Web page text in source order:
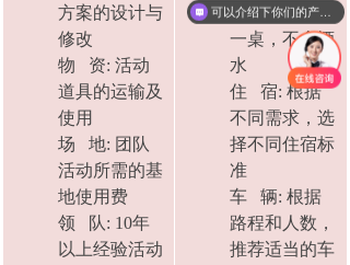
方案的设计与
修改
物 资: 活动
道具的运输及
使用
场 地: 团队
活动所需的基
地使用费
领 队: 10年
以上经验活动
桌起订，10人
一桌，不含酒
水
住 宿: 根据
不同需求，选
择不同住宿标
准
车 辆: 根据
路程和人数，
推荐适当的车
可以介绍下你们的产品么